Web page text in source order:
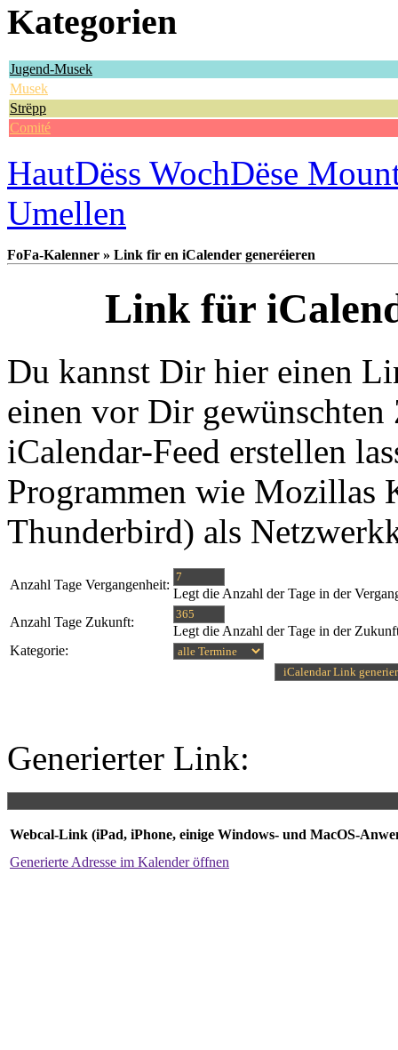
Kategorien
Jugend-Musek
Musek
Strëpp
Comité
HautDëss WochDëse
Umellen
FoFa-Kalenner » Link fir en iCalender generéieren
Link für
Du kannst Dir hier einen
einen vor Dir gewünschten
iCalendar-Feed erstellen
Programmen wie
Thunderbird) als
Anzahl Tage Vergangenheit:
Legt die Anzahl der Tage in der
Anzahl Tage Zukunft:
Legt die Anzahl der Tage in der
Kategorie:
Generierter Link:
Webcal-Link (iPad, iPhone, einige Windows- und MacOS-
Generierte Adresse im Kalender öffnen